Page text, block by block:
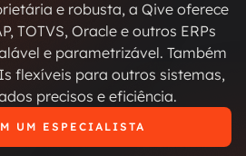
e robusta, a Qive oferece
TOTVS, Oracle e outros ERPs
e parametrizável. Também
flexíveis para outros sistemas,
precisos e eficiência.
UM ESPECIALISTA